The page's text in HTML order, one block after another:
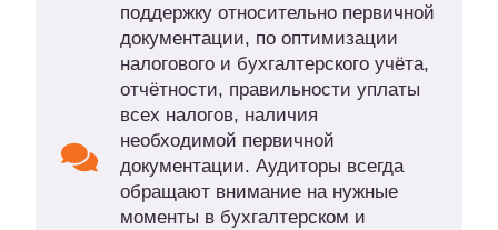
поддержку относительно первичной
документации, по оптимизации
налогового и бухгалтерского учёта,
отчётности, правильности уплаты
всех налогов, наличия
необходимой первичной
документации. Аудиторы всегда
обращают внимание на нужные
моменты в бухгалтерском и